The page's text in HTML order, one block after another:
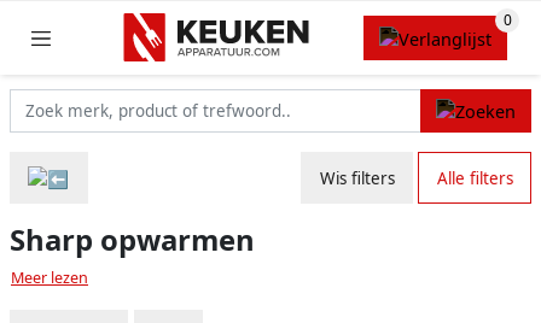
Wis filters Alle filters
Sharp opwarmen
Meer lezen